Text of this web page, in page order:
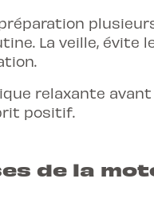
La veille,
relaxante
positif.
de la